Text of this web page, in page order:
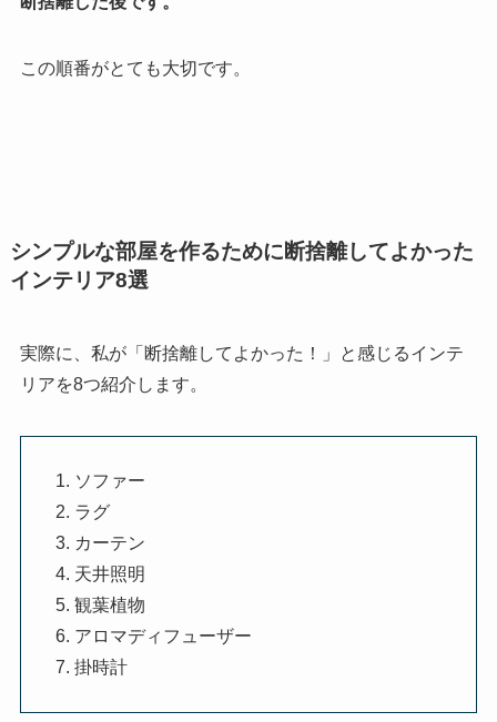
この順番がとても大切です。
シンプルな部屋を作るために断捨離してよかった
インテリア8選
実際に、私が「断捨離してよかった！」と感じるインテ
リアを8つ紹介します。
ソファー
ラグ
カーテン
天井照明
観葉植物
アロマディフューザー
掛時計